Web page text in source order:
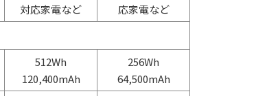
対応家電など
応家電など
512Wh
120,400mAh
256Wh
64,500mAh